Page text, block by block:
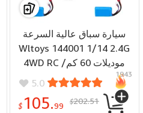
سيارة سباق عالية السرعة
Wltoys 144001 1/14 2.4G
4WD RC موديلات 60 كم/
ساعة 7.4 فولت 1500 مللي
أمبير/ساعة بطاريتين أو ثلاث
بطاريات
5.0
$ 105.99 $202.51
1943